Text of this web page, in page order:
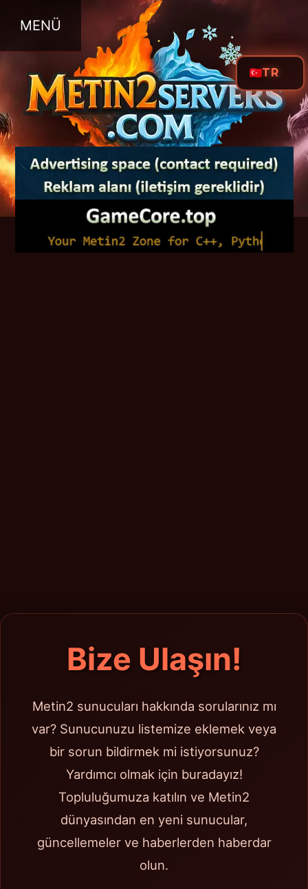
TR
MENÜ
Bize Ulaşın!
Metin2 sunucuları hakkında sorularınız mı
var? Sunucunuzu listemize eklemek veya
bir sorun bildirmek mi istiyorsunuz?
Yardımcı olmak için buradayız!
Topluluğumuza katılın ve Metin2
dünyasından en yeni sunucular,
güncellemeler ve haberlerden haberdar
olun.